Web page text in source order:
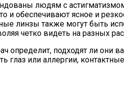
людям с
и обеспечивают ясное и
линзы также могут быть
четко видеть на разных
подходят ли они
глаз или аллергии,